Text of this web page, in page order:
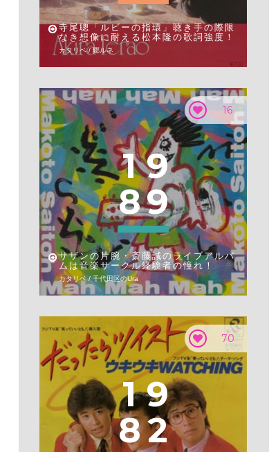
寺尾聰「ルビーの指環」聴き手の際限
なき想像に耐える松本隆の歌詞強度！
カタリベ / 郷ルネ
16
1 9
89
サザンの片腕・斎藤誠のライブアルバ
ムは音楽サークル経験者の憧れ！
カタリベ / 千代田区のUra
70
1 9
82